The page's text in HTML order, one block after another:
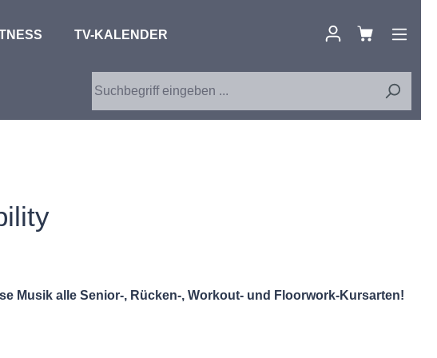
TV-KALENDER
Musik alle Senior-, Rücken-, Workout- und Floorwork-Kursarten!